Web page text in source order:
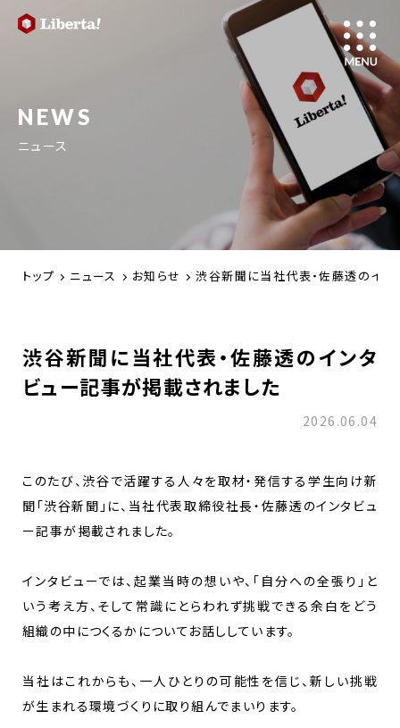
NEWS
ニュース
トップ ニュース お知らせ 渋谷新聞に当社代表・佐藤透のイン
渋谷新聞に当社代表・佐藤透のインタ
ビュー記事が掲載されました
2026.06.04
このたび、渋谷で活躍する人々を取材・発信する学生向け新
聞「渋谷新聞」に、当社代表取締役社長・佐藤透のインタビュ
ー記事が掲載されました。
インタビューでは、起業当時の想いや、「自分への全張り」と
いう考え方、そして常識にとらわれず挑戦できる余白をどう
組織の中につくるかについてお話ししています。
当社はこれからも、一人ひとりの可能性を信じ、新しい挑戦
が生まれる環境づくりに取り組んでまいります。